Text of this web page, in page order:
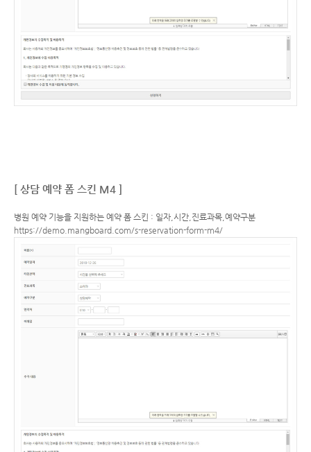
[ 상담 예약 폼 스킨 M4 ]
병원 예약 기능을 지원하는 예약 폼 스킨 : 일자,시간,진료과목,예약구분
https://demo.mangboard.com/s-reservation-form-m4/